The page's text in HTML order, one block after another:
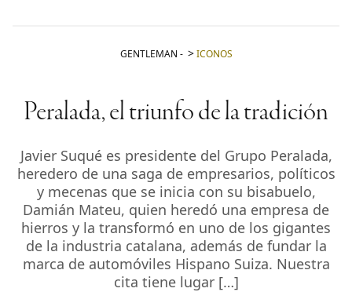
GENTLEMAN - ICONOS
Peralada, el triunfo de la tradición
Javier Suqué es presidente del Grupo Peralada,
heredero de una saga de empresarios, políticos
y mecenas que se inicia con su bisabuelo,
Damián Mateu, quien heredó una empresa de
hierros y la transformó en uno de los gigantes
de la industria catalana, además de fundar la
marca de automóviles Hispano Suiza. Nuestra
cita tiene lugar […]